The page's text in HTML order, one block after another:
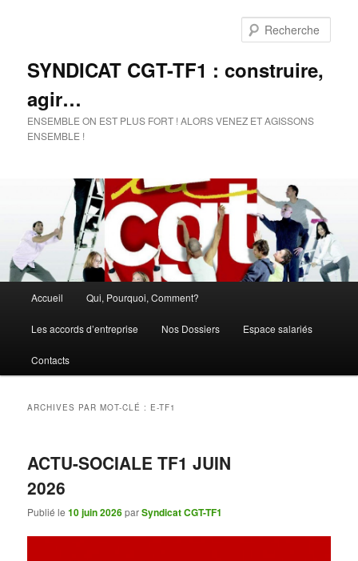
SYNDICAT CGT-TF1 : construire,
agir…
ENSEMBLE ON EST PLUS FORT ! ALORS VENEZ ET AGISSONS
ENSEMBLE !
principal
Aller
au
contenu
principal
Aller
au
contenu
secondaire
Accueil Qui, Pourquoi, Comment?
Les accords d’entreprise Nos Dossiers Espace salariés
Contacts
ARCHIVES PAR MOT-CLÉ : E-TF1
ACTU-SOCIALE TF1 JUIN
2026
Publié le10 juin 2026parSyndicat CGT-TF1